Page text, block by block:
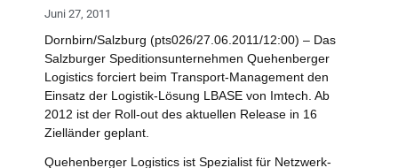
Juni 27, 2011
Dornbirn/Salzburg (pts026/27.06.2011/12:00) – Das
Salzburger Speditionsunternehmen Quehenberger
Logistics forciert beim Transport-Management den
Einsatz der Logistik-Lösung LBASE von Imtech. Ab
2012 ist der Roll-out des aktuellen Release in 16
Zielländer geplant.
Quehenberger Logistics ist Spezialist für Netzwerk-